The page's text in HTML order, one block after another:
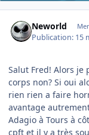
Neworld
Publication: 15
Salut Fred! Alors je
corps non? Si oui
rien rien a faire
avantage
Adagio à Tours à
cpft et il y a très